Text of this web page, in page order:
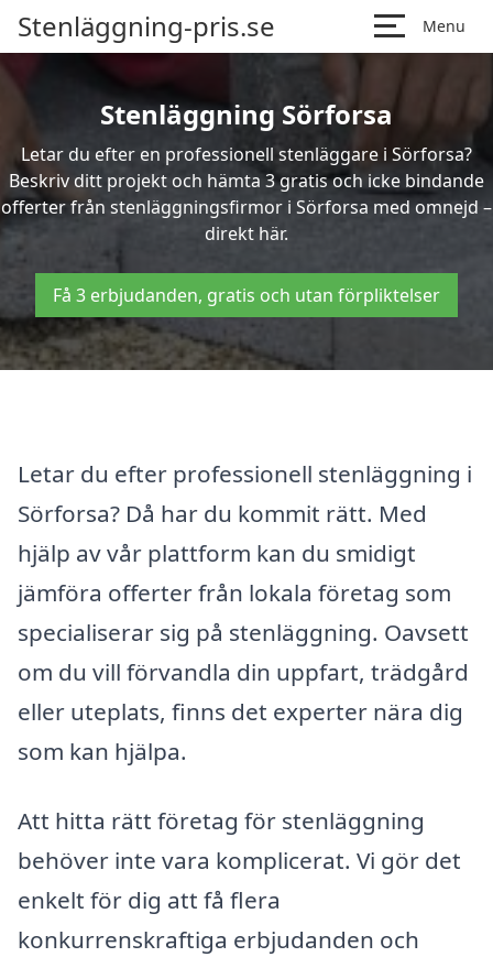
Stenläggning-pris.se Menu
Stenläggning Sörforsa
Letar du efter en professionell stenläggare i Sörforsa?
Beskriv ditt projekt och hämta 3 gratis och icke bindande
offerter från stenläggningsfirmor i Sörforsa med omnejd –
direkt här.
Få 3 erbjudanden, gratis och utan förpliktelser
Letar du efter professionell stenläggning i
Sörforsa? Då har du kommit rätt. Med
hjälp av vår plattform kan du smidigt
jämföra offerter från lokala företag som
specialiserar sig på stenläggning. Oavsett
om du vill förvandla din uppfart, trädgård
eller uteplats, finns det experter nära dig
som kan hjälpa.
Att hitta rätt företag för stenläggning
behöver inte vara komplicerat. Vi gör det
enkelt för dig att få flera
konkurrenskraftiga erbjudanden och